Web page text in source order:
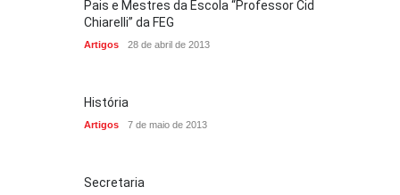
Pais e Mestres da Escola “Professor Cid
Chiarelli” da FEG
Artigos 28 de abril de 2013
História
Artigos 7 de maio de 2013
Secretaria